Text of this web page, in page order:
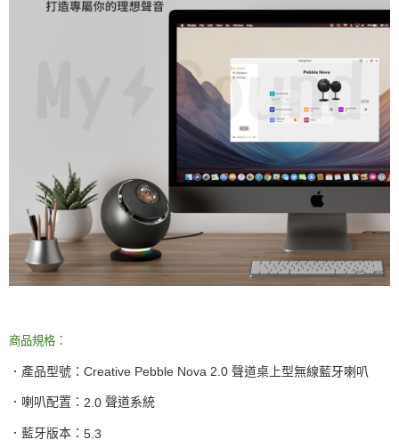
商品規格：
．產品型號： Creative Pebble Nova 2.0 聲道桌上型無線藍牙喇叭
．喇叭配置： 2.0 聲道系統
．藍牙版本： 5.3